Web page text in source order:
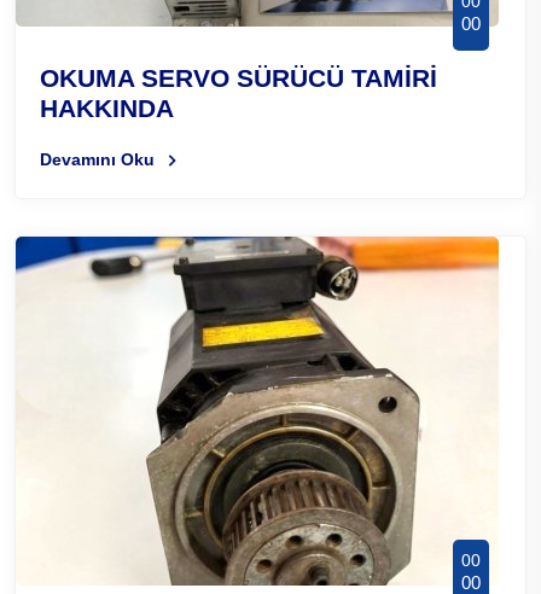
00
OKUMA SERVO SÜRÜCÜ TAMİRİ
HAKKINDA
Devamını Oku
00
00